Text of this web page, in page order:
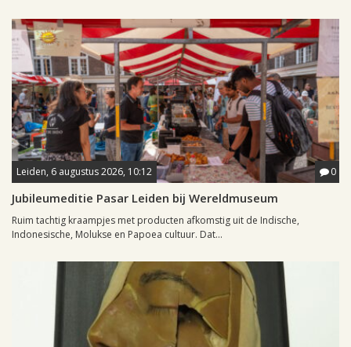
Leiden, 6 augustus 2026, 10:12 0
Jubileumeditie Pasar Leiden bij Wereldmuseum
Ruim tachtig kraampjes met producten afkomstig uit de Indische,
Indonesische, Molukse en Papoea cultuur. Dat...